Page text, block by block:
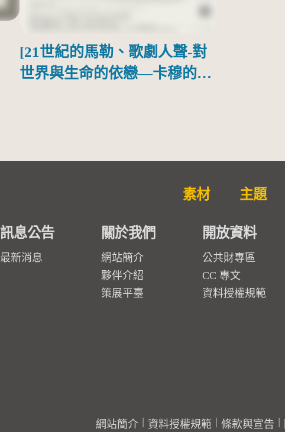
[21世紀的馬勒、歌劇人聲-對
世界與生命的依戀—卡穆的馬
素材 主題
訊息公告
最新消息
關於我們
網站簡介
夥伴介紹
策展平臺
開放資料
公共財專區
CC 專文
資料授權規範
網站簡介 資料授權規範 條款與宣告